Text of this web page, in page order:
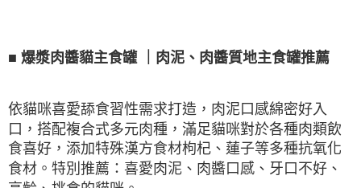
■ 爆漿肉醬貓主食罐 ｜肉泥、肉醬質地主食罐推薦
依貓咪喜愛舔食習性需求打造，肉泥口感綿密好入
口，搭配複合式多元肉種，滿足貓咪對於各種肉類飲
食喜好，添加特殊漢方食材枸杞、蓮子等多種抗氧化
食材。特別推薦：喜愛肉泥、肉醬口感、牙口不好、